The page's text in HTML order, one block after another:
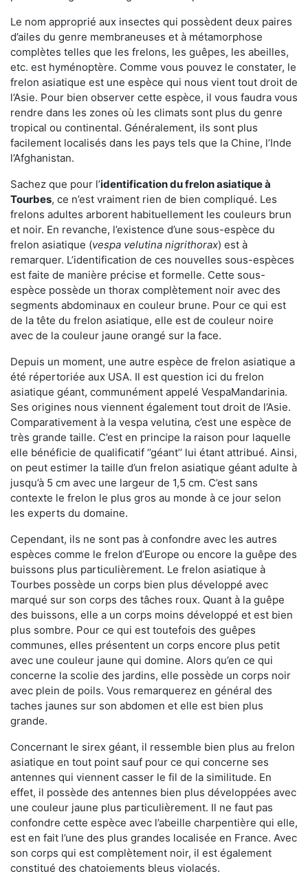
Le nom approprié aux insectes qui possèdent deux paires
d’ailes du genre membraneuses et à métamorphose
complètes telles que les frelons, les guêpes, les abeilles,
etc. est hyménoptère. Comme vous pouvez le constater, le
frelon asiatique est une espèce qui nous vient tout droit de
l’Asie. Pour bien observer cette espèce, il vous faudra vous
rendre dans les zones où les climats sont plus du genre
tropical ou continental. Généralement, ils sont plus
facilement localisés dans les pays tels que la Chine, l’Inde
l’Afghanistan.
Sachez que pour l’identification du frelon asiatiqueà
Tourbes, ce n’est vraiment rien de bien compliqué. Les
frelons adultes arborent habituellement les couleurs brun
et noir. En revanche, l’existence d’une sous-espèce du
frelon asiatique (vespa velutina nigrithorax) est à
remarquer. L’identification de ces nouvelles sous-espèces
est faite de manière précise et formelle. Cette sous-
espèce possède un thorax complètement noir avec des
segments abdominaux en couleur brune. Pour ce qui est
de la tête du frelon asiatique, elle est de couleur noire
avec de la couleur jaune orangé sur la face.
Depuis un moment, une autre espèce de frelon asiatique a
été répertoriée aux USA. Il est question ici du frelon
asiatique géant, communément appelé VespaMandarinia.
Ses origines nous viennent également tout droit de l’Asie.
Comparativement à la vespa velutina, c’est une espèce de
très grande taille. C’est en principe la raison pour laquelle
elle bénéficie de qualificatif ‘’géant’’ lui étant attribué. Ainsi,
on peut estimer la taille d’un frelon asiatique géant adulte à
jusqu’à 5 cm avec une largeur de 1,5 cm. C’est sans
contexte le frelon le plus gros au monde à ce jour selon
les experts du domaine.
Cependant, ils ne sont pas à confondre avec les autres
espèces comme le frelon d’Europe ou encore la guêpe des
buissons plus particulièrement. Le frelon asiatique à
Tourbes possède un corps bien plus développé avec
marqué sur son corps des tâches roux. Quant à la guêpe
des buissons, elle a un corps moins développé et est bien
plus sombre. Pour ce qui est toutefois des guêpes
communes, elles présentent un corps encore plus petit
avec une couleur jaune qui domine. Alors qu’en ce qui
concerne la scolie des jardins, elle possède un corps noir
avec plein de poils. Vous remarquerez en général des
taches jaunes sur son abdomen et elle est bien plus
grande.
Concernant le sirex géant, il ressemble bien plus au frelon
asiatique en tout point sauf pour ce qui concerne ses
antennes qui viennent casser le fil de la similitude. En
effet, il possède des antennes bien plus développées avec
une couleur jaune plus particulièrement. Il ne faut pas
confondre cette espèce avec l’abeille charpentière qui elle,
est en fait l’une des plus grandes localisée en France. Avec
son corps qui est complètement noir, il est également
constitué des chatoiements bleus violacés.